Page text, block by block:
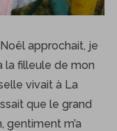
approchait, je
la filleule de mon
vivait à La
que le grand
gentiment m’a